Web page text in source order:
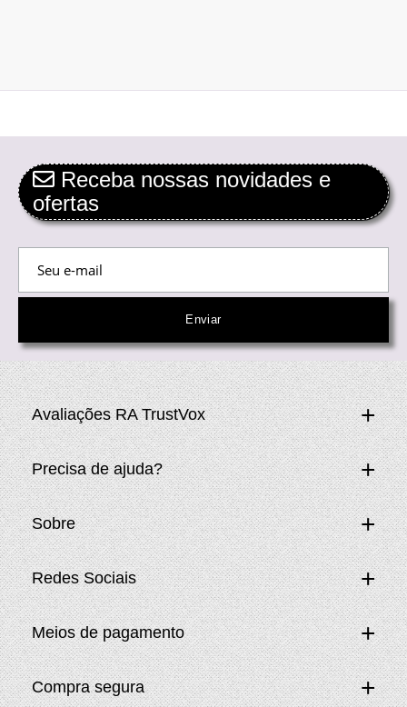
Receba nossas novidades e
ofertas
Avaliações RA TrustVox
Precisa de ajuda?
Sobre
Redes Sociais
Meios de pagamento
Compra segura